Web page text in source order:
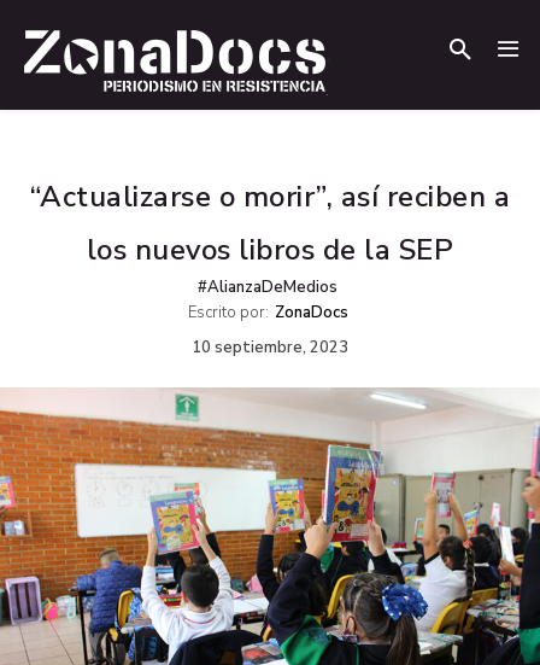
“Actualizarse o morir”, así reciben a
los nuevos libros de la SEP
#AlianzaDeMedios
Escrito por: ZonaDocs
10 septiembre, 2023